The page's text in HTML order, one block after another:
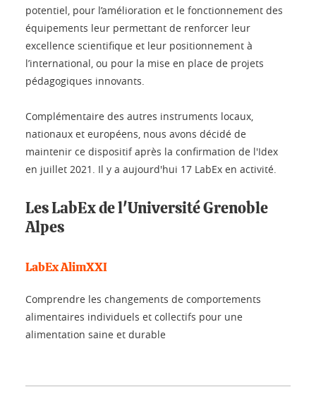
potentiel, pour l’amélioration et le fonctionnement des
équipements leur permettant de renforcer leur
excellence scientifique et leur positionnement à
l’international, ou pour la mise en place de projets
pédagogiques innovants.
Complémentaire des autres instruments locaux,
nationaux et européens, nous avons décidé de
maintenir ce dispositif après la confirmation de l'Idex
en juillet 2021. Il y a aujourd'hui 17 LabEx en activité.
Les LabEx de l'Université Grenoble
Alpes
LabEx AlimXXI
Comprendre les changements de comportements
alimentaires individuels et collectifs pour une
alimentation saine et durable